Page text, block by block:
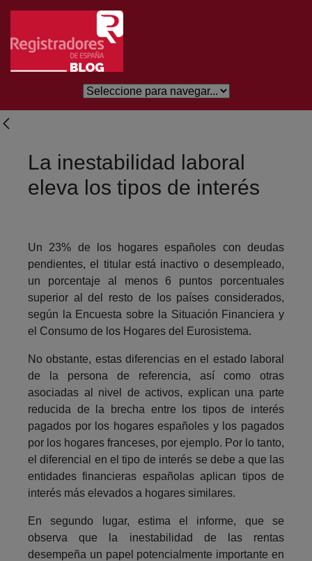
Salta al contingut principal
La inestabilidad laboral
eleva los tipos de interés
Un 23% de los hogares españoles con deudas
pendientes, el titular está inactivo o desempleado,
un porcentaje al menos 6 puntos porcentuales
superior al del resto de los países considerados,
según la Encuesta sobre la Situación Financiera y
el Consumo de los Hogares del Eurosistema.
No obstante, estas diferencias en el estado laboral
de la persona de referencia, así como otras
asociadas al nivel de activos, explican una parte
reducida de la brecha entre los tipos de interés
pagados por los hogares españoles y los pagados
por los hogares franceses, por ejemplo. Por lo tanto,
el diferencial en el tipo de interés se debe a que las
entidades financieras españolas aplican tipos de
interés más elevados a hogares similares.
En segundo lugar, estima el informe, que se
observa que la inestabilidad de las rentas
desempeña un papel potencialmente importante en